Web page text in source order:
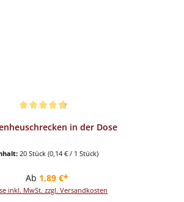
in der Dose
20 Stück (0,14 € / 1 Stück)
Regulärer Preis:
Ab 1,89 €*
inkl. MwSt. zzgl. Versandkosten